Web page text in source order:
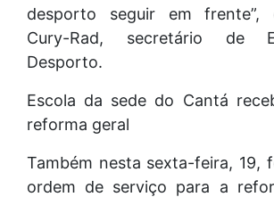
desporto seguir em frente”,
Cury-Rad, secretário de
Desporto.
Escola da sede do Cantá
reforma geral
Também nesta sexta-feira, 19,
ordem de serviço para a